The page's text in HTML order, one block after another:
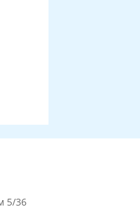
5/36